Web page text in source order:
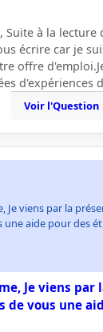
Suite à la lecture
écrire car je
offre
d'expériences
Voir l'Question
Je viens par la
une aide pour des
Je viens par
de vous une